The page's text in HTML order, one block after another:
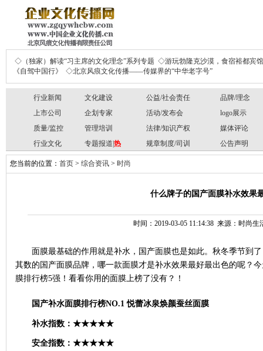
◇（独家）解读“习主席的文化理念”系列专题 ◇游玩勃隆克沙漠，食宿裕都宾馆
《自驾中国行》
◇北京风痕文化传播——传媒界的“中华老字号”
行业新闻 文化建设 公益/社会责任
品牌/理念
上市公司
企划专家 活动/发布会
logo展示
质量/监控
管理培训 法律/知识产权
媒体评论
行业文化
专题报道| 热 规章制度/司训 公告声明
您当前的位置： 首页 > 综合资讯 > 时尚
什么牌子的国产面膜补水效果
时间：2019-03-05 11:14:38 来源：时尚
面膜最基础的作用就是补水，国产面膜也是如此。秋冬季节到
其数的国产面膜品牌，哪一款面膜才是补水效果最好最出色的呢？
膜排行榜5强！看看你用的面膜上榜了没有？！
国产补水面膜排行榜NO.1悦蕾冰泉焕颜蚕丝面膜
补水指数：★★★★★
安全指数：★★★★★